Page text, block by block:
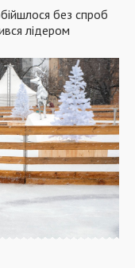
без спроб
лідером